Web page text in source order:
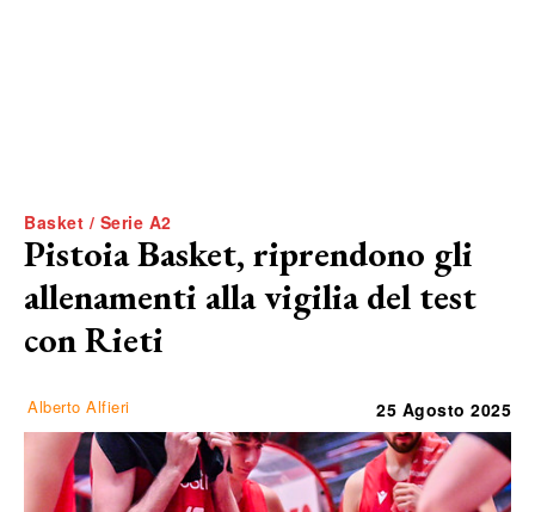
Basket / Serie A2
Pistoia Basket, riprendono gli
allenamenti alla vigilia del test
con Rieti
Alberto Alfieri 25 Agosto 2025